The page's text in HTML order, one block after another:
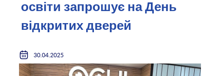
освіти запрошує на День
відкритих дверей
30.04.2025